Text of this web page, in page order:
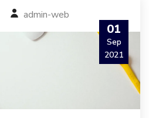
admin-web
01
Sep
2021